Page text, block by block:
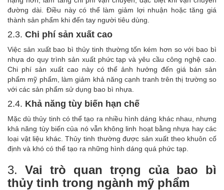
đường dài. Điều này có thể làm giảm lợi nhuận hoặc tăng giá
thành sản phẩm khi đến tay người tiêu dùng.
2.3. Chi phí sản xuất cao
Việc sản xuất bao bì thủy tinh thường tốn kém hơn so với bao bì
nhựa do quy trình sản xuất phức tạp và yêu cầu công nghệ cao.
Chi phí sản xuất cao này có thể ảnh hưởng đến giá bán sản
phẩm mỹ phẩm, làm giảm khả năng cạnh tranh trên thị trường so
với các sản phẩm sử dụng bao bì nhựa.
2.4. Khả năng tùy biến hạn chế
Mặc dù thủy tinh có thể tạo ra nhiều hình dáng khác nhau, nhưng
khả năng tùy biến của nó vẫn không linh hoạt bằng nhựa hay các
loại vật liệu khác. Thủy tinh thường được sản xuất theo khuôn cố
định và khó có thể tạo ra những hình dáng quá phức tạp.
3. Vai trò quan trọng của bao bì
thủy tinh trong ngành mỹ phẩm